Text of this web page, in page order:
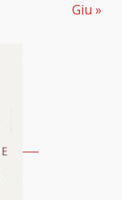
Giu »